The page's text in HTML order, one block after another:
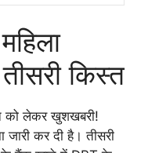
किस्त
को लेकर खुशखबरी!
कर दी है। तीसरी